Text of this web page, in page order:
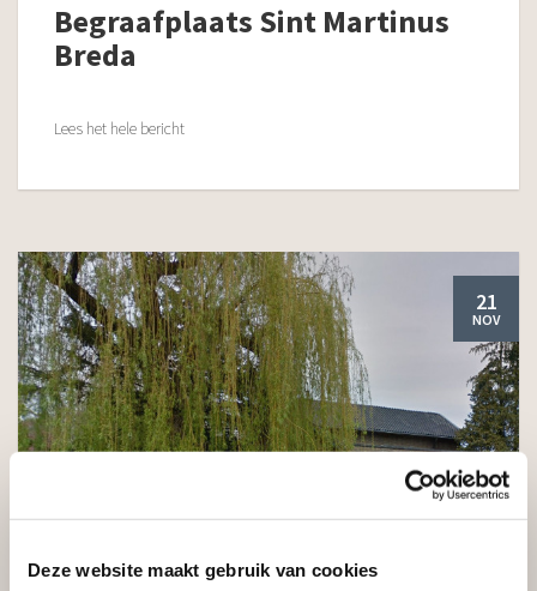
Deze website maakt gebruik van cookies
Begraafplaats Sint Martinus
Breda
Lees het hele bericht
21
NOV